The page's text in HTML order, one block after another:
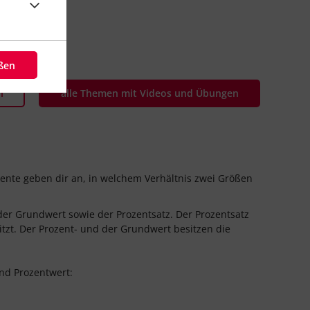
alle Themen mit Videos und Übungen
geben dir an, in welchem Verhältnis zwei Größen
Grundwert sowie der Prozentsatz. Der Prozentsatz
Der Prozent- und der Grundwert besitzen die
Prozentwert: